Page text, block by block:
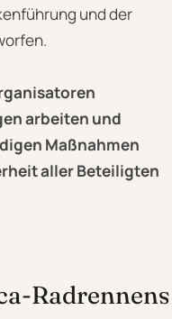
und der
arbeiten und
Maßnahmen
aller Beteiligten
Radrennens